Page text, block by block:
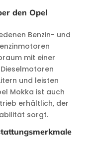
den Opel
Benzin- und
mit einer
Dieselmotoren
und leisten
Mokka ist auch
erhältlich, der
sorgt.